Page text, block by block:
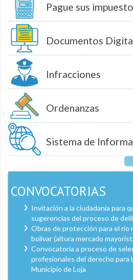
Pague sus
Documentos
Infracciones
Ordenanzas
Sistema de
CONVOCATORIAS
Invitación a la ciudadanía para
sugerencias del proceso de
Obras de protección para el
bolívar (altura mercado
Convocatoria a proceso de
profesionales del derecho para
Municipio de Loja